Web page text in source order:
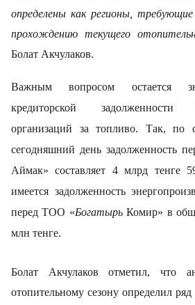
определены как регионы,
прохождению текущего
Болат Акчулаков.
Важным вопросом остается
кредиторской задолженности
организаций за топливо. Так, по
сегодняшний день задолженность
Аймак»составляет 4 млрд тенге
имеется задолженность
передТОО «БогатырьКомир» в
млн тенге.
Болат Акчулаков отметил, что
отопительному сезону определил